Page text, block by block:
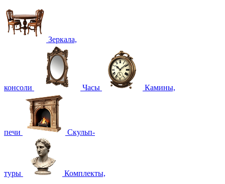
Зеркала,
консоли Часы Камины,
печи Скульп-
туры Комплекты,